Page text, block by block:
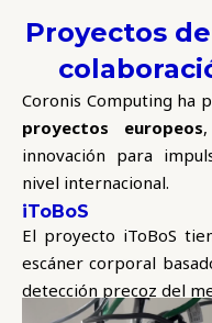
Proyectos
Coronis Computing ha
proyectos europeos
innovación para
nivel internacional.
iToBoS
El proyecto iToBoS
escáner corporal
detección precoz del